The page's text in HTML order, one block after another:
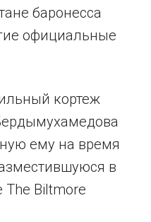
баронесса
официальные
кортеж
ему на время
в
Biltmore